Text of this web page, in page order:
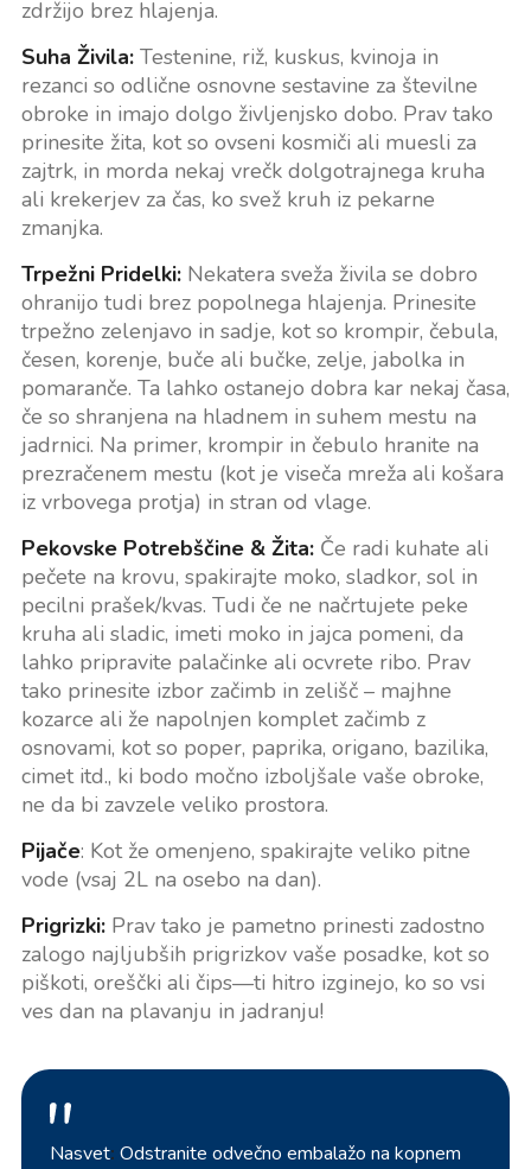
zdržijo brez hlajenja.
Suha Živila: Testenine, riž, kuskus, kvinoja in
rezanci so odlične osnovne sestavine za številne
obroke in imajo dolgo življenjsko dobo. Prav tako
prinesite žita, kot so ovseni kosmiči ali muesli za
zajtrk, in morda nekaj vrečk dolgotrajnega kruha
ali krekerjev za čas, ko svež kruh iz pekarne
zmanjka.
Trpežni Pridelki:Nekatera sveža živila se dobro
ohranijo tudi brez popolnega hlajenja. Prinesite
trpežno zelenjavo in sadje, kot so krompir, čebula,
česen, korenje, buče ali bučke, zelje, jabolka in
pomaranče. Ta lahko ostanejo dobra kar nekaj časa,
če so shranjena na hladnem in suhem mestu na
jadrnici. Na primer, krompir in čebulo hranite na
prezračenem mestu (kot je viseča mreža ali košara
iz vrbovega protja) in stran od vlage.
Pekovske Potrebščine & Žita:Če radi kuhate ali
pečete na krovu, spakirajte moko, sladkor, sol in
pecilni prašek/kvas. Tudi če ne načrtujete peke
kruha ali sladic, imeti moko in jajca pomeni, da
lahko pripravite palačinke ali ocvrete ribo. Prav
tako prinesite izbor začimb in zelišč – majhne
kozarce ali že napolnjen komplet začimb z
osnovami, kot so poper, paprika, origano, bazilika,
cimet itd., ki bodo močno izboljšale vaše obroke,
ne da bi zavzele veliko prostora.
Pijače: Kot že omenjeno, spakirajte veliko pitne
vode (vsaj 2L na osebo na dan).
Prigrizki:Prav tako je pametno prinesti zadostno
zalogo najljubših prigrizkov vaše posadke, kot so
piškoti, oreščki ali čips—ti hitro izginejo, ko so vsi
ves dan na plavanju in jadranju!
Nasvet: Odstranite odvečno embalažo na kopnem